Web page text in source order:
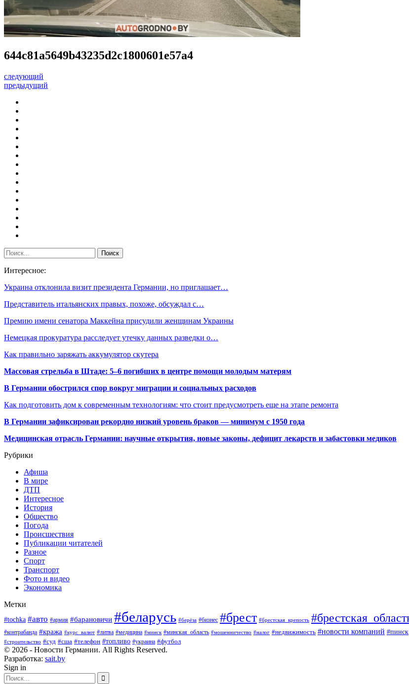
644c81a5649b43235d2c1800601e57a4
следующий
предыдущий
Интересное:
Украина отклонила визит президента Германии, но приглашает…
Представитель итальянских правых, похоже, обсуждал с…
Премию имени сенатора Маккейна присудили женщинам Украины
Немецкая прокуратура расследует утечку данных разведки о…
Как правильно заряжать аккумулятор скутера
Массовая стрельба в Штаде: 5–6 погибших в центре помощи молодым матерям
В Германии обострился спор вокруг миграции и социальных расходов
Как подготовить дом к современным технологиям: что стоит предусмотреть еще на этапе ремонта
В Германии зафиксирован рекордно низкий уровень браков — минимум с 1950 года
Медицинская отрасль Германии: научные открытия, новые законы, дефицит лекарств и забастовки медиков
Рубрики
Афиша
В мире
ДТП
Интересное
История
Общество
Погода
Происшествия
Публикации читателей
Разное
Спорт
Транспорт
Фото и видео
Экономика
Метки
#tochka #авто #армия #барановичи #беларусь #берёза #бизнес #брест #брестская_крепость
#контрабанда #кража #курс_валют #литва #медицина #минск #минская_область #мошенничество #налог #недвижимость #новости компаний #пинск
#строительство #суд #сша #телефон #топливо #украина #футбол
© 2026 - Новости Германии. All Rights Reserved.
Разработка: sait.by
Sign in